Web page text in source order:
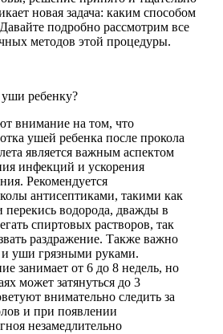
новая задача: каким способом
подробно рассмотрим все
методов этой процедуры.
ребенку?
внимание на том, что
ушей ребенка после прокола
является важным аспектом
инфекций и ускорения
Рекомендуется
антисептиками, такими как
перекись водорода, дважды в
спиртовых растворов, так
раздражение. Также важно
и уши грязными руками.
занимает от 6 до 8 недель, но
может затянуться до 3
внимательно следить за
и при появлении
незамедлительно